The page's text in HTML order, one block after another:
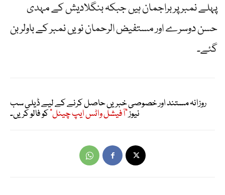
پہلے نمبر پر براجمان ہیں جبکہ بنگلادیش کے مہدی
حسن دوسرے اور مستفیض الرحمان نویں نمبر کے باولر بن
گئے۔
روزانہ مستند اور خصوصی خبریں حاصل کرنے کے لیے ڈیلی سب
نیوز"آفیشل واٹس ایپ چینل"کو فالو کریں۔